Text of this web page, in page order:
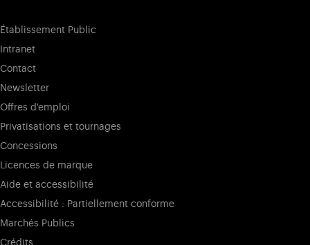
Établissement Public
Intranet
Contact
Newsletter
Offres d'emploi
Privatisations et tournages
Concessions
Licences de marque
Aide et accessibilité
Accessibilité : Partiellement conforme
Marchés Publics
Crédits